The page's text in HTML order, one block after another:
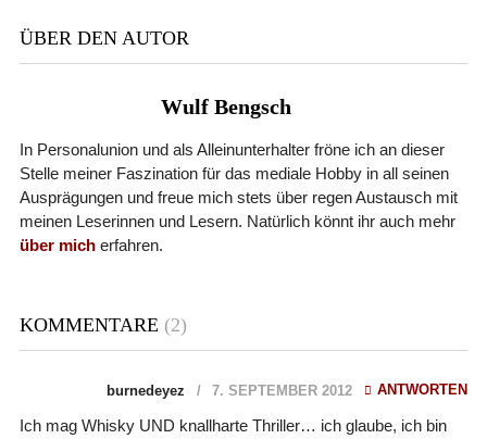
ÜBER DEN AUTOR
Wulf Bengsch
In Personalunion und als Alleinunterhalter fröne ich an dieser
Stelle meiner Faszination für das mediale Hobby in all seinen
Ausprägungen und freue mich stets über regen Austausch mit
meinen Leserinnen und Lesern. Natürlich könnt ihr auch mehr
über micherfahren.
KOMMENTARE (2)
burnedeyez 7. SEPTEMBER 2012 ANTWORTEN
Ich mag Whisky UND knallharte Thriller… ich glaube, ich bin